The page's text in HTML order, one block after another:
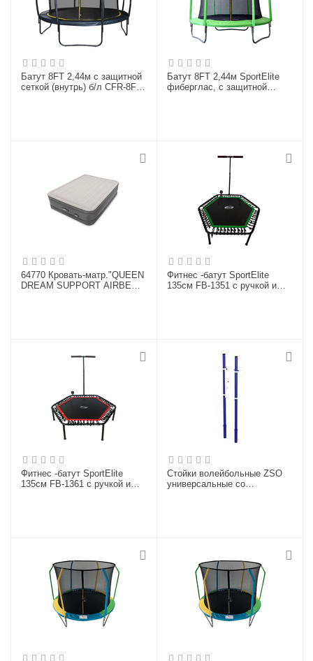
Батут 8FT 2,44м с защитной
сеткой (внутрь) б/л CFR-8FT-
Батут 8FT 2,44м SportElite
фиберглас, с защитной
64770 Кровать-матр."QUEEN
DREAM SUPPORT AIRBED
Фитнес -батут SportElite
135см FB-1351 с ручкой и
Фитнес -батут SportElite
135см FB-1361 с ручкой и
Стойки волейбольные ZSO
универсальные со